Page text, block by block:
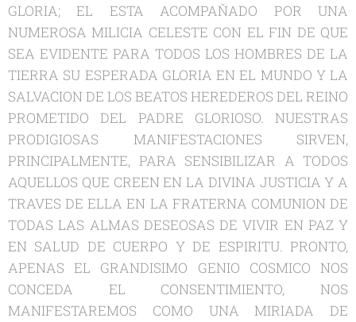
GLORIA; EL ESTA ACOMPAŇADO POR UNA
NUMEROSA MILICIA CELESTE CON EL FIN DE QUE
SEA EVIDENTE PARA TODOS LOS HOMBRES DE LA
TIERRA SU ESPERADA GLORIA EN EL MUNDO Y LA
SALVACION DE LOS BEATOS HEREDEROS DEL REINO
PROMETIDO DEL PADRE GLORIOSO. NUESTRAS
PRODIGIOSAS MANIFESTACIONES SIRVEN,
PRINCIPALMENTE, PARA SENSIBILIZAR A TODOS
AQUELLOS QUE CREEN EN LA DIVINA JUSTICIA Y A
TRAVES DE ELLA EN LA FRATERNA COMUNION DE
TODAS LAS ALMAS DESEOSAS DE VIVIR EN PAZ Y
EN SALUD DE CUERPO Y DE ESPIRITU. PRONTO,
APENAS EL GRANDISIMO GENIO COSMICO NOS
CONCEDA EL CONSENTIMIENTO, NOS
MANIFESTAREMOS COMO UNA MIRIADA DE